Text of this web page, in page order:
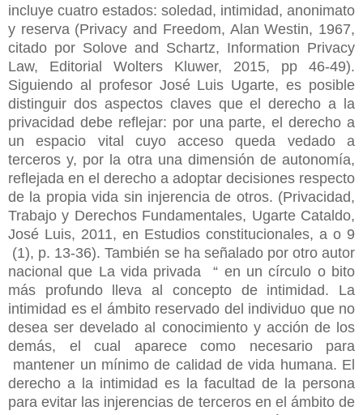
incluye cuatro estados: soledad, intimidad, anonimato
y reserva (Privacy and Freedom, Alan Westin, 1967,
citado por Solove and Schartz, Information Privacy
Law, Editorial Wolters Kluwer, 2015, pp 46-49).
Siguiendo al profesor José Luis Ugarte, es posible
distinguir dos aspectos claves que el derecho a la
privacidad debe reflejar: por una parte, el derecho a
un espacio vital cuyo acceso queda vedado a
terceros y, por la otra una dimensión de autonomía,
reflejada en el derecho a adoptar decisiones respecto
de la propia vida sin injerencia de otros. (Privacidad,
Trabajo y Derechos Fundamentales, Ugarte Cataldo,
José Luis, 2011, en Estudios constitucionales, a o 9
(1), p. 13-36). También se ha señalado por otro autor
nacional que La vida privada “ en un círculo o bito
más profundo lleva al concepto de intimidad. La
intimidad es el ámbito reservado del individuo que no
desea ser develado al conocimiento y acción de los
demás, el cual aparece como necesario para
mantener un mínimo de calidad de vida humana. El
derecho a la intimidad es la facultad de la persona
para evitar las injerencias de terceros en el ámbito de